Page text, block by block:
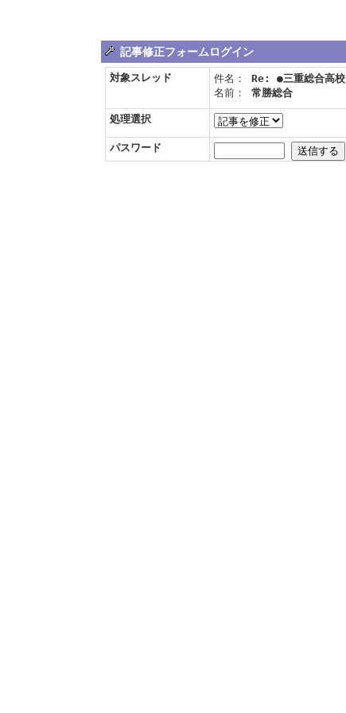
記事修正フォームログイン
対象スレッド 件名： Re: ●三重総合高校
名前： 常勝総合
処理選択
パスワード